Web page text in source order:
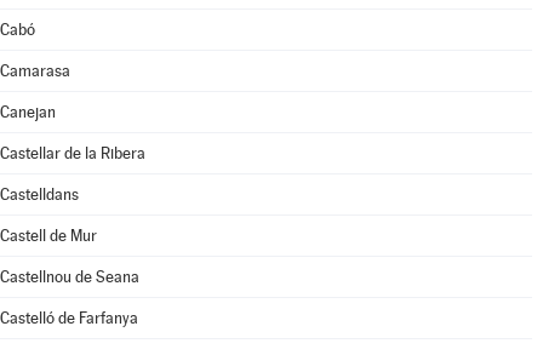
Cabó
Camarasa
Canejan
Castellar de la Ribera
Castelldans
Castell de Mur
Castellnou de Seana
Castelló de Farfanya